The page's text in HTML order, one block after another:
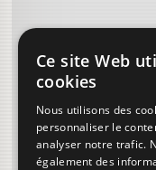
Manuel Roret du
Découvrez l'édition
Découvrez le
Cisaille
Ce site Web
cookies
Nous utilisons des
personnaliser le
analyser notre trafic.
également des